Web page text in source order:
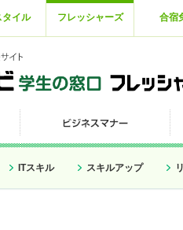
タイル フレッシャーズ 合宿
ITスキル スキルアップ